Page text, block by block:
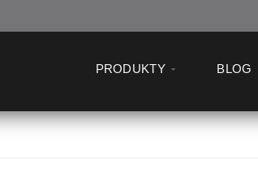
PRODUKTY BLOG